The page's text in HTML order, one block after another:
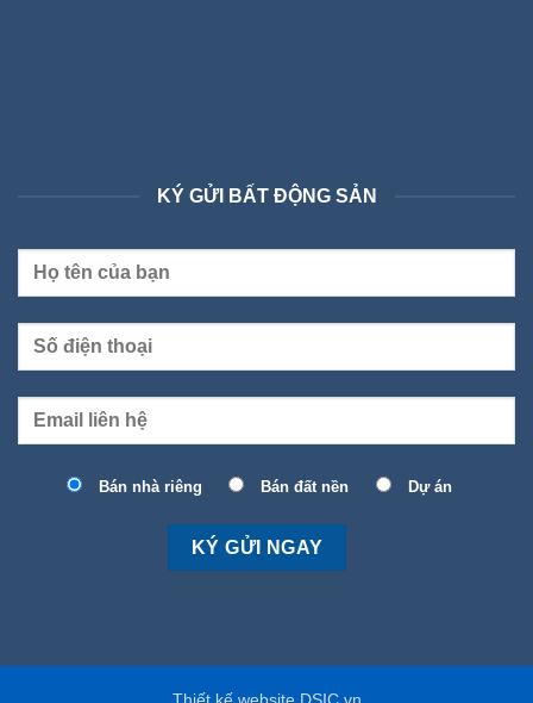
KÝ GỬI BẤT ĐỘNG SẢN
Bán nhà riêng Bán đất nền Dự án